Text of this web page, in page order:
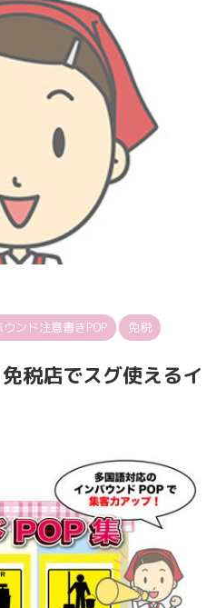
ウンド注意書きPOP 免税
税店でスグ使えるイ